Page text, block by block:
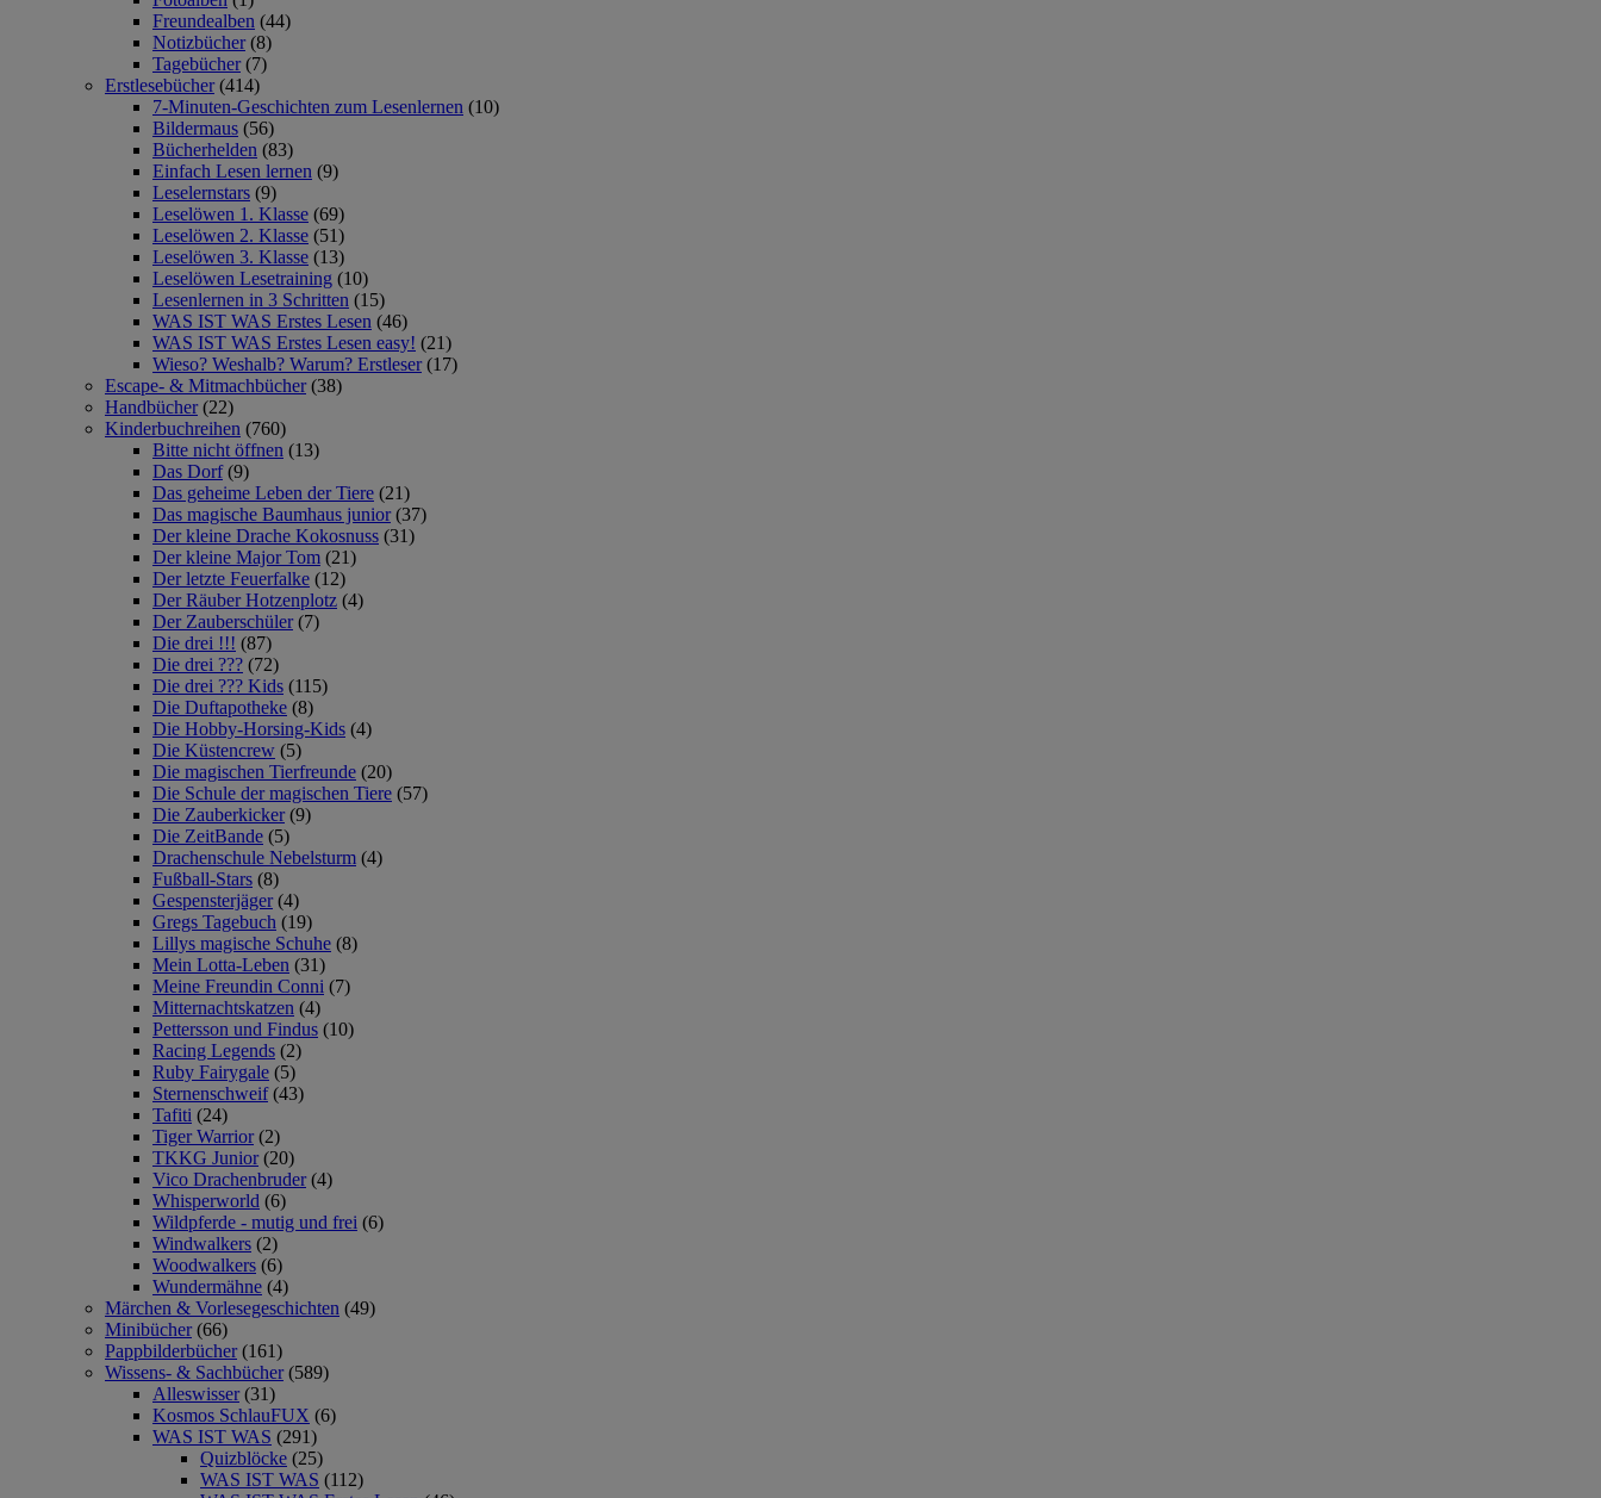
Freundealben (44)
Notizbücher (8)
Tagebücher (7)
Erstlesebücher (414)
7-Minuten-Geschichten zum Lesenlernen (10)
Bildermaus (56)
Bücherhelden (83)
Einfach Lesen lernen (9)
Leselernstars (9)
Leselöwen 1. Klasse (69)
Leselöwen 2. Klasse (51)
Leselöwen 3. Klasse (13)
Leselöwen Lesetraining (10)
Lesenlernen in 3 Schritten (15)
WAS IST WAS Erstes Lesen (46)
WAS IST WAS Erstes Lesen easy! (21)
Wieso? Weshalb? Warum? Erstleser (17)
Escape- & Mitmachbücher (38)
Handbücher (22)
Kinderbuchreihen (760)
Bitte nicht öffnen (13)
Das Dorf (9)
Das geheime Leben der Tiere (21)
Das magische Baumhaus junior (37)
Der kleine Drache Kokosnuss (31)
Der kleine Major Tom (21)
Der letzte Feuerfalke (12)
Der Räuber Hotzenplotz (4)
Der Zauberschüler (7)
Die drei !!! (87)
Die drei ??? (72)
Die drei ??? Kids (115)
Die Duftapotheke (8)
Die Hobby-Horsing-Kids (4)
Die Küstencrew (5)
Die magischen Tierfreunde (20)
Die Schule der magischen Tiere (57)
Die Zauberkicker (9)
Die ZeitBande (5)
Drachenschule Nebelsturm (4)
Fußball-Stars (8)
Gespensterjäger (4)
Gregs Tagebuch (19)
Lillys magische Schuhe (8)
Mein Lotta-Leben (31)
Meine Freundin Conni (7)
Mitternachtskatzen (4)
Pettersson und Findus (10)
Racing Legends (2)
Ruby Fairygale (5)
Sternenschweif (43)
Tafiti (24)
Tiger Warrior (2)
TKKG Junior (20)
Vico Drachenbruder (4)
Whisperworld (6)
Wildpferde - mutig und frei (6)
Windwalkers (2)
Woodwalkers (6)
Wundermähne (4)
Märchen & Vorlesegeschichten (49)
Minibücher (66)
Pappbilderbücher (161)
Wissens- & Sachbücher (589)
Alleswisser (31)
Kosmos SchlauFUX (6)
WAS IST WAS (291)
Quizblöcke (25)
WAS IST WAS (112)